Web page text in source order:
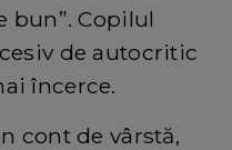
bun”. Copilul
de autocritic
încerce.
cont de vârstă,